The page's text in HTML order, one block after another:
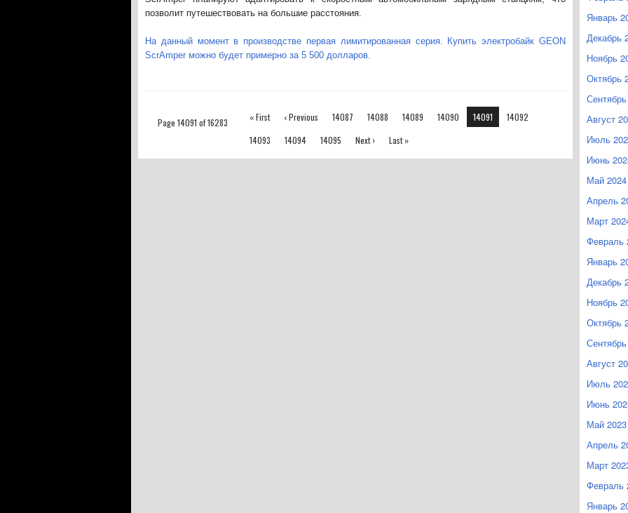
позволит путешествовать на большие расстояния.
На данный момент в производстве первая лимитированная серия. Купить электробайк GEON
ScrAmper можно будет примерно за 5 500 долларов.
Page 14091 of 16283 « First ‹ Previous 14087 14088 14089 14090 14091
14092
14093
14094 14095 Next › Last »
Январь
Декабрь
Ноябрь
Октябрь
Август
Июль
Июнь
Май 2024
Апрель
Март
Февраль
Январь
Декабрь
Ноябрь
Октябрь
Август
Июль
Июнь
Май 2023
Апрель
Март
Февраль
Январь